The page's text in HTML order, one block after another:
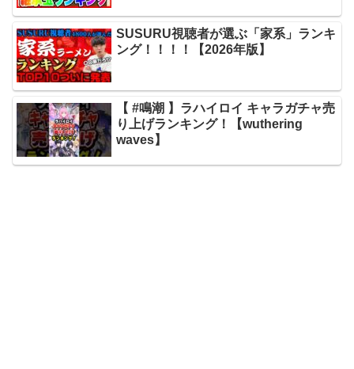
SUSURU視聴者が選ぶ「家系」ランキ
ング！！！！【2026年版】
【 #鳴潮 】ラハイロイ キャラガチャ売
り上げランキング！【wuthering
waves】